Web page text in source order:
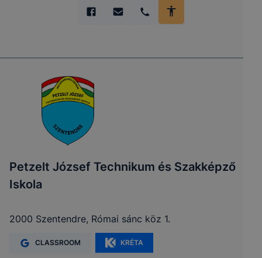
Petzelt József Technikum és Szakképző
Iskola
2000 Szentendre, Római sánc köz 1.
CLASSROOM KRÉTA